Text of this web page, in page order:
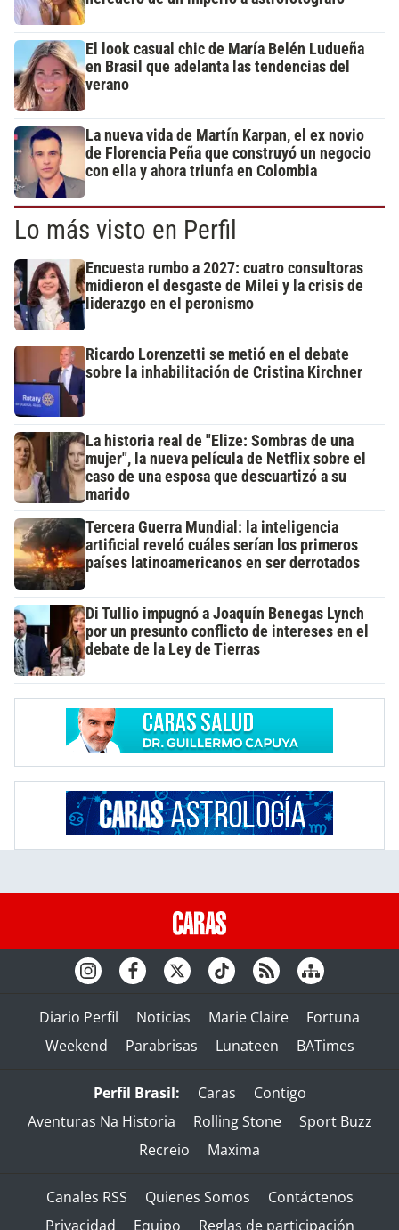
El look casual chic de María Belén Ludueña
en Brasil que adelanta las tendencias del
verano
La nueva vida de Martín Karpan, el ex novio
de Florencia Peña que construyó un negocio
con ella y ahora triunfa en Colombia
Lo más visto en Perfil
Encuesta rumbo a 2027: cuatro consultoras
midieron el desgaste de Milei y la crisis de
liderazgo en el peronismo
Ricardo Lorenzetti se metió en el debate
sobre la inhabilitación de Cristina Kirchner
La historia real de "Elize: Sombras de una
mujer", la nueva película de Netflix sobre el
caso de una esposa que descuartizó a su
marido
Tercera Guerra Mundial: la inteligencia
artificial reveló cuáles serían los primeros
países latinoamericanos en ser derrotados
Di Tullio impugnó a Joaquín Benegas Lynch
por un presunto conflicto de intereses en el
debate de la Ley de Tierras
Diario Perfil Noticias Marie Claire
Fortuna
Weekend
Parabrisas Lunateen BATimes
Perfil Brasil: Caras
Contigo
Aventuras Na Historia
Rolling Stone
Sport Buzz
Recreio
Maxima
Canales RSS Quienes Somos
Contáctenos
Privacidad
Equipo Reglas de participación